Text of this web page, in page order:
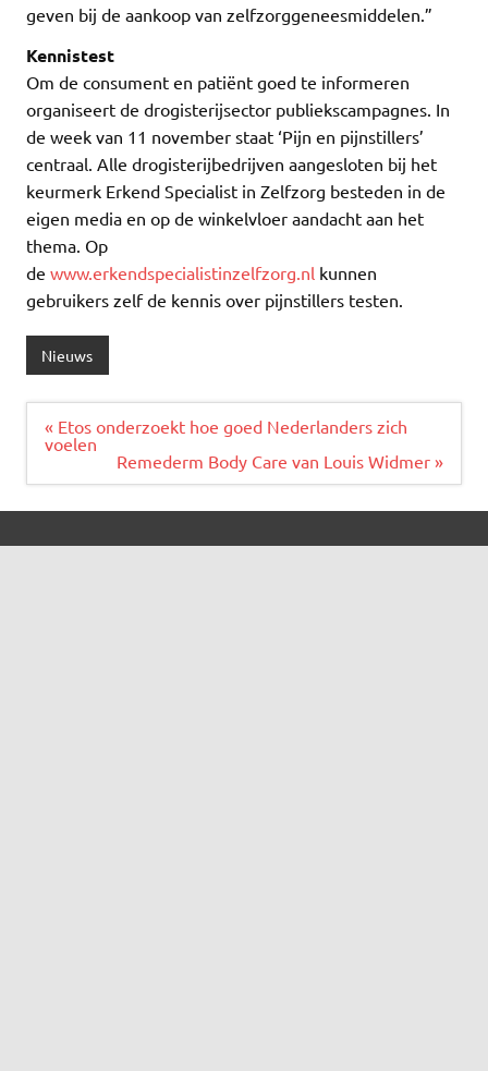
geven bij de aankoop van zelfzorggeneesmiddelen.”
Kennistest
Om de consument en patiënt goed te informeren
organiseert de drogisterijsector publiekscampagnes. In
de week van 11 november staat ‘Pijn en pijnstillers’
centraal. Alle drogisterijbedrijven aangesloten bij het
keurmerk Erkend Specialist in Zelfzorg besteden in de
eigen media en op de winkelvloer aandacht aan het
thema. Op
de www.erkendspecialistinzelfzorg.nl kunnen
gebruikers zelf de kennis over pijnstillers testen.
Nieuws
Bericht
navigatie
« Etos onderzoekt hoe goed Nederlanders zich
voelen
Remederm Body Care van Louis Widmer »